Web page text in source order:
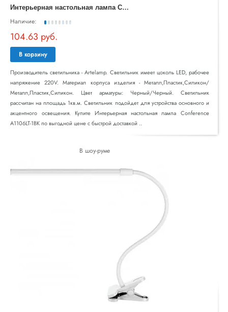
И
нтерьерная настольная лампа Conference A1106LT-1BK
Наличие:
104.63 руб.
В корзину
Производитель светильника - Artelamp. Светильник имеет цоколь LED, рабочее
напряжение 220V. Материал корпуса изделия - Металл,Пластик,Силикон/
Металл,Пластик,Силикон. Цвет арматуры: Черный/Черный. Светильник
рассчитан на площадь 1кв.м. Светильник подойдет для устройства основного и
акцентного освещения. Купите Интерьерная настольная лампа Conference
A1106LT-1BK по выгодной цене с быстрой доставкой ..
В шоу-руме